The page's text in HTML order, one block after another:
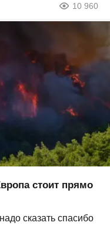
10 960
стоит прямо
сказать спасибо